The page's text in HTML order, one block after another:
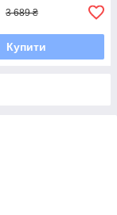
3 689 ₴
Купити